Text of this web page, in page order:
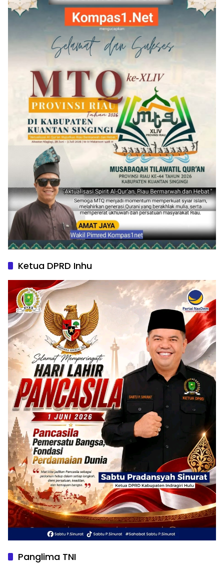
Ketua DPRD Inhu
Panglima TNI